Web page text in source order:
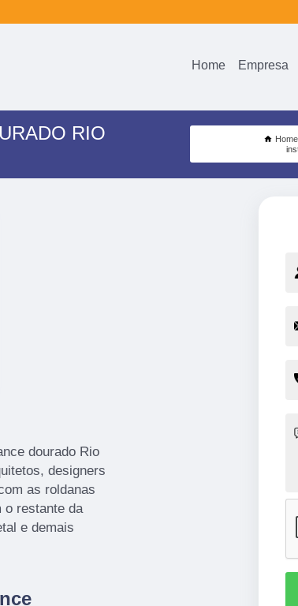
Home Empresa
RIO
Home
dourado Rio
designers
as roldanas
o restante da
e demais